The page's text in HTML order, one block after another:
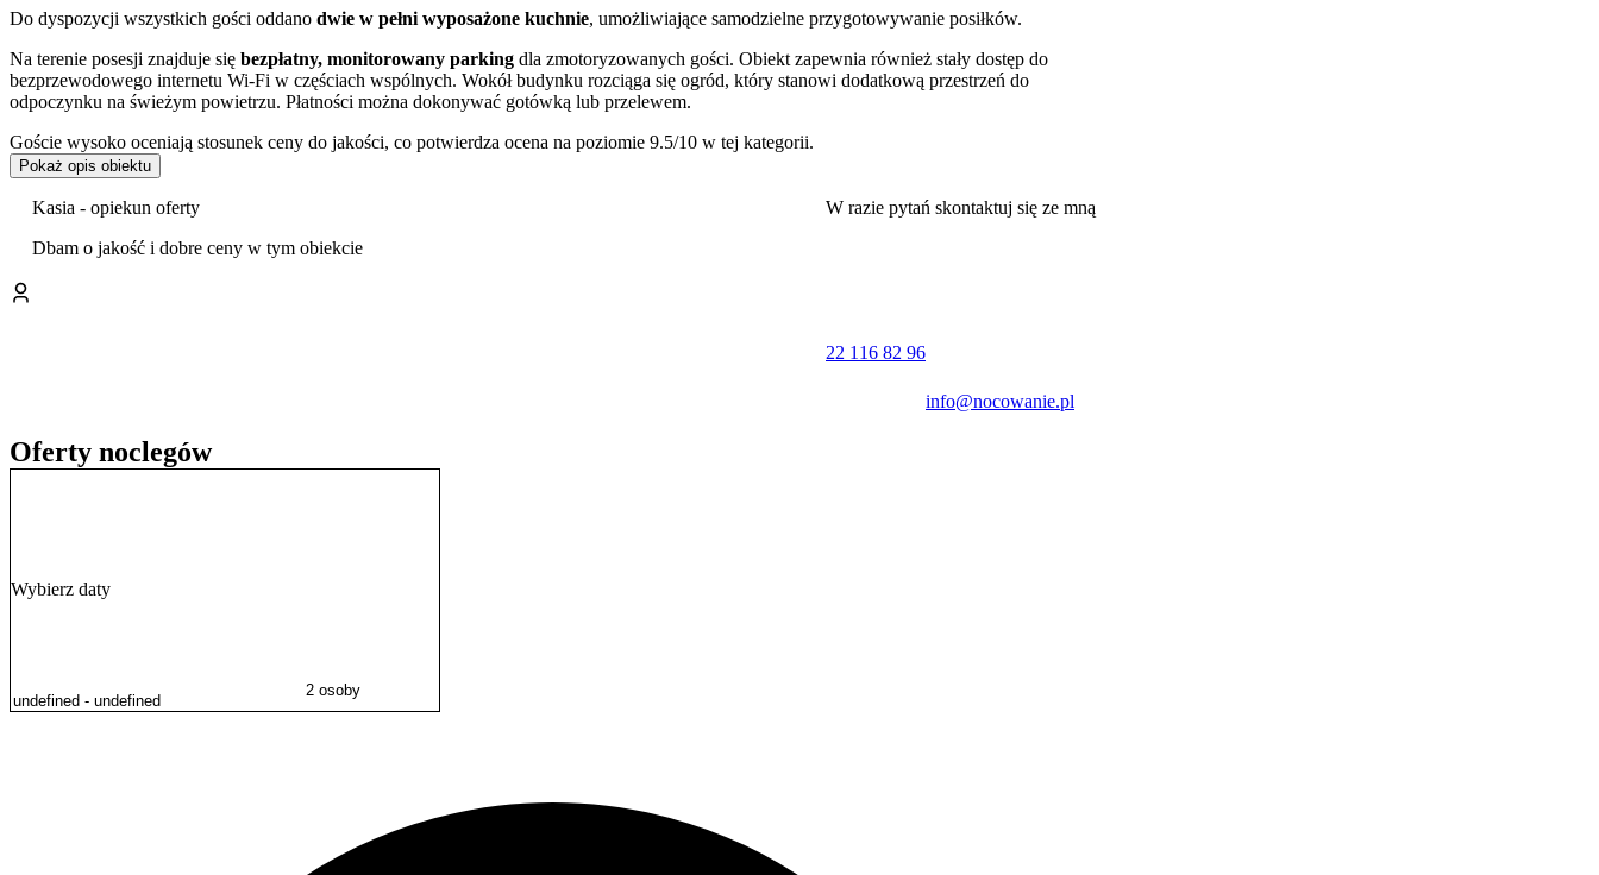
Do dyspozycji wszystkich gości oddano dwie w pełni wyposażone kuchnie, umożliwiające samodzielne przygotowywanie posiłków.
Na terenie posesji znajduje się bezpłatny, monitorowany parking dla zmotoryzowanych gości. Obiekt zapewnia również stały dostęp do
bezprzewodowego internetu Wi-Fi w częściach wspólnych. Wokół budynku rozciąga się ogród, który stanowi dodatkową przestrzeń do
odpoczynku na świeżym powietrzu. Płatności można dokonywać gotówką lub przelewem.
Goście wysoko oceniają stosunek ceny do jakości, co potwierdza ocena na poziomie 9.5/10 w tej kategorii.
Obiekt położony jest przy ulicy Powstania Styczniowego, co gwarantuje sprawną komunikację z resztą Lublina. W niewielkiej odległości
znajduje sięMuzeum Wsi Lubelskiej
, unikalny skansen prezentujący architekturę i kulturę regionu. Dogodny dojazd pozwala szybko dotrzeć
Muzeum Narodowe mieszczące się w Zamku Lubelskim.
Doba hotelowa rozpoczyna się o godzinie 14:00 w dniu przyjazdu i kończy o 10:00 w dniu wyjazdu. Możliwy jest późniejszy przyjazd do
godziny 22:00.
Pokaż opis obiektu
Kasia - opiekun oferty
Dbam o jakość i dobre ceny w tym obiekcie
W razie pytań skontaktuj się ze mną
22 116 82 96
info@nocowanie.pl
Oferty noclegów
Wybierz daty
2 osoby